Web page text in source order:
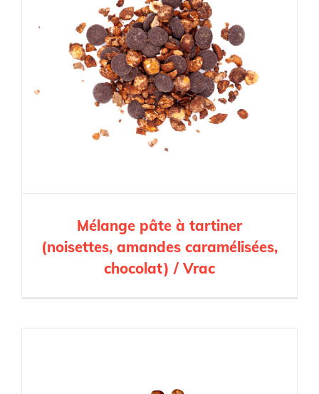
Mélange pâte à tartiner
(noisettes, amandes caramélisées,
chocolat) / Vrac